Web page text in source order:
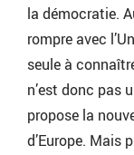
la démocratie.
rompre avec
seule à
n’est donc pas
propose la
d’Europe. Mais